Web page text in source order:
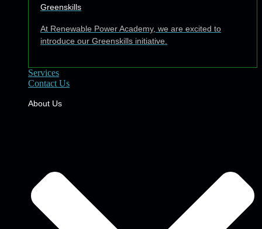
Greenskills
At Renewable Power Academy, we are excited to
introduce our Greenskills initiative.
Services
Contact Us
About Us